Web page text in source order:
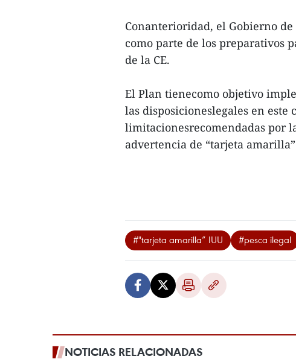
Conanterioridad, el Gobierno
como parte de los preparativos
de la CE.
El Plan tienecomo objetivo
las disposicioneslegales en
limitacionesrecomendadas por
advertencia de “tarjeta
#"tarjeta amarilla” IUU #pesca ilegal
NOTICIAS RELACIONADAS